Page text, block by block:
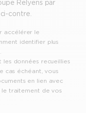
Relyens par
contre.
accélérer le
identifier plus
données recueillies
cas échéant, vous
en lien avec
le traitement de vos